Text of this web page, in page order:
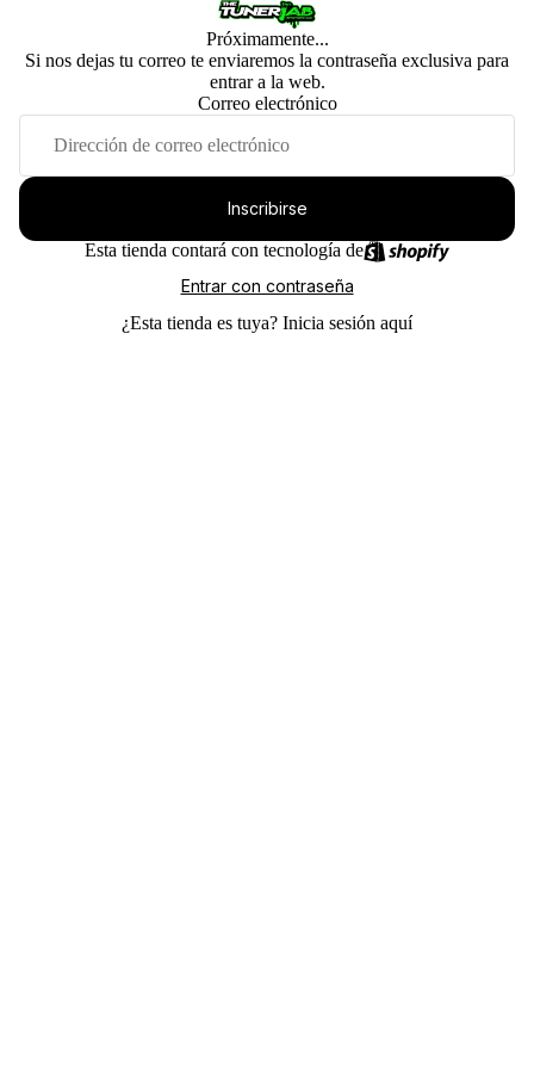
Próximamente...
Si nos dejas tu correo te enviaremos la contraseña exclusiva para
entrar a la web.
Correo electrónico
Inscribirse
Esta tienda contará con tecnología de
Entrar con contraseña
¿Esta tienda es tuya? Inicia sesión aquí